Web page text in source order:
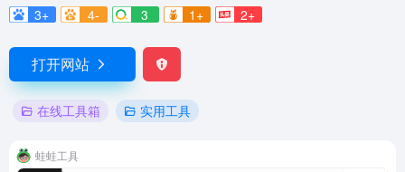
3+
4- 3 1+ 2+
打开网站
在线工具箱 实用工具
蛙蛙工具